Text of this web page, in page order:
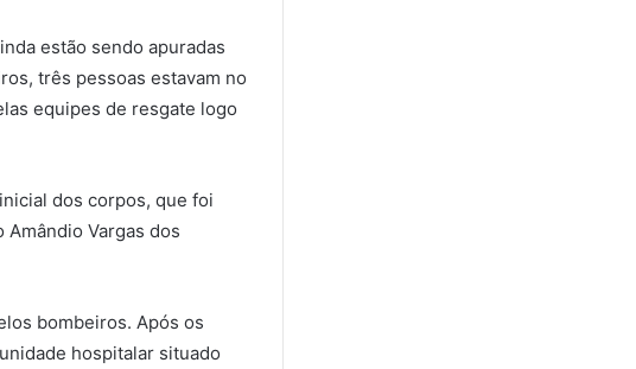
estão sendo apuradas
três pessoas estavam no
equipes de resgate logo
dos corpos, que foi
Vargas dos
bombeiros. Após os
hospitalar situado